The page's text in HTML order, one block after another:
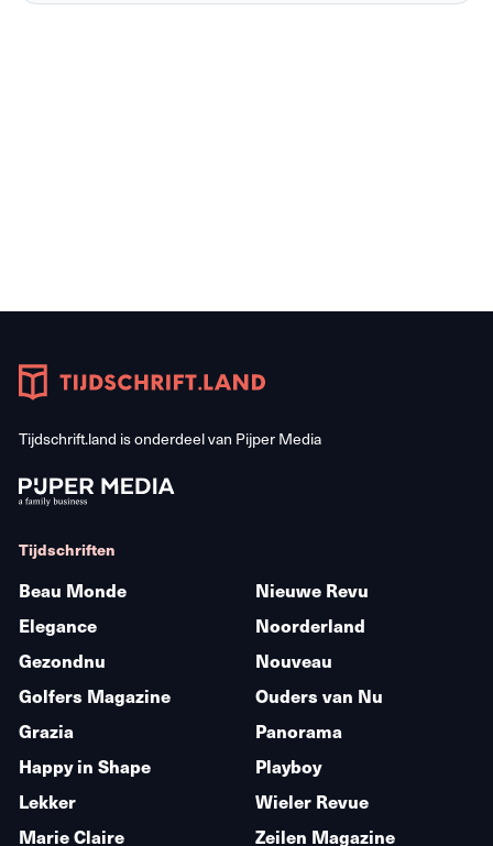
Tijdschrift.land is onderdeel van Pijper Media
Tijdschriften
Beau Monde
Elegance
Gezondnu
Golfers Magazine
Grazia
Happy in Shape
Lekker
Marie Claire
Nieuwe Revu
Noorderland
Nouveau
Ouders van Nu
Panorama
Playboy
Wieler Revue
Zeilen Magazine